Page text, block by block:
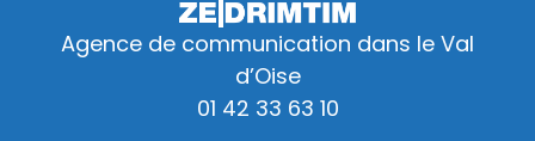
Agence de communication dans le Val
d’Oise
01 42 33 63 10